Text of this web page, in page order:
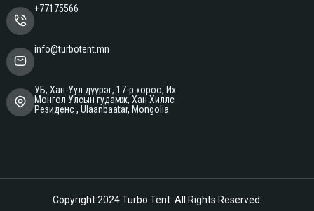
+77175566
info@turbotent.mn
УБ, Хан-Уул дүүрэг, 17-р хороо, Их
Монгол Улсын гудамж, Хан Хиллс
Резиденс , Ulaanbaatar, Mongolia
Copyright 2024Turbo Tent. All Rights Reserved.